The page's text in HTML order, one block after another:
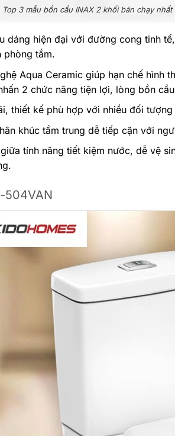
Top 3 mẫu bồn cầu INAX 2 khối bán chạy
dáng hiện đại với đường cong tinh
phòng tắm.
Aqua Ceramic giúp hạn chế hình
2 chức năng tiện lợi, lòng bồn
thiết kế phù hợp với nhiều đối
khúc tầm trung dễ tiếp cận với
tính năng tiết kiệm nước, dễ vệ
504VAN